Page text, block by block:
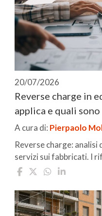
20/07/2026
Reverse charge in
applica e quali
A cura di: Pierpaolo
Reverse charge:
servizi sui fabbricati. I